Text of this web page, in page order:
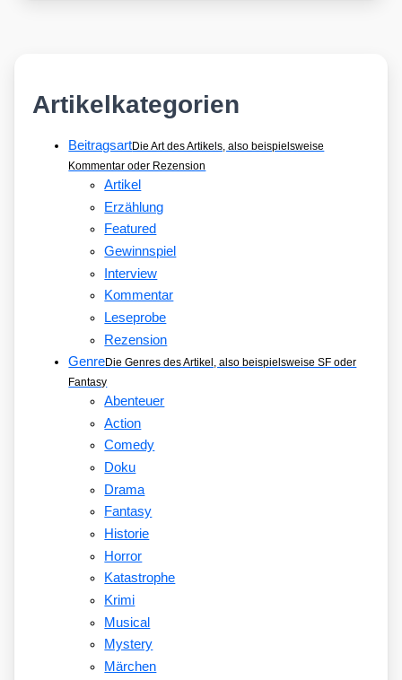
Artikelkategorien
BeitragsartDie Art des Artikels, also beispielsweise
Kommentar oder Rezension
Artikel
Erzählung
Featured
Gewinnspiel
Interview
Kommentar
Leseprobe
Rezension
GenreDie Genres des Artikel, also beispielsweise SF oder
Fantasy
Abenteuer
Action
Comedy
Doku
Drama
Fantasy
Historie
Horror
Katastrophe
Krimi
Musical
Mystery
Märchen